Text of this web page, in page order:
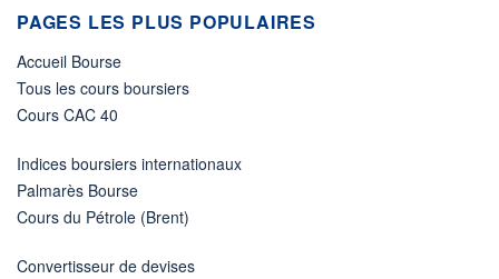
PAGES LES PLUS POPULAIRES
Accueil Bourse
Tous les cours boursiers
Cours CAC 40
Indices boursiers internationaux
Palmarès Bourse
Cours du Pétrole (Brent)
Convertisseur de devises